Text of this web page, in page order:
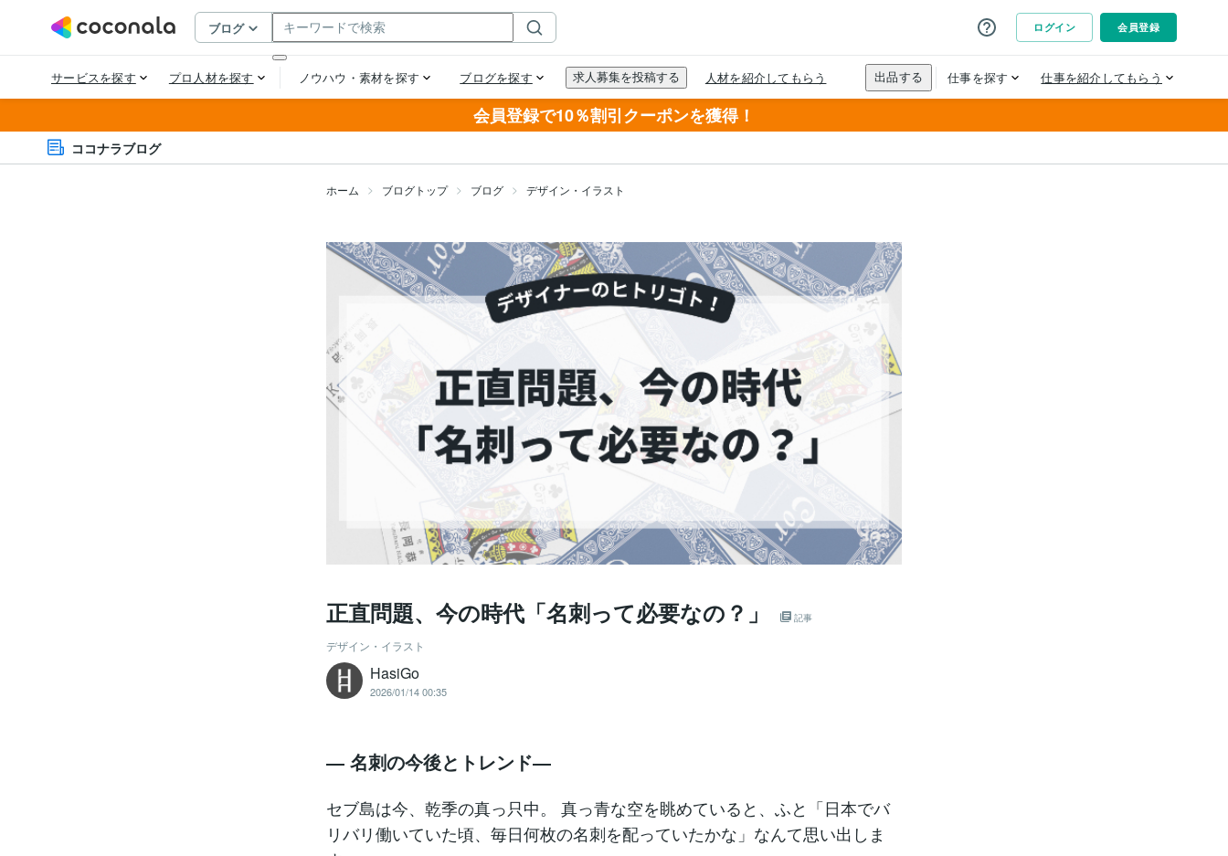
会員登録で10％割引クーポンを獲得！
ココナラブログ
ホーム ブログトップ ブログ デザイン・イラスト
正直問題、今の時代「名刺って必要なの？」 記事
デザイン・イラスト
HasiGo
2026/01/14 00:35
― 名刺の今後とトレンド―
セブ島は今、乾季の真っ只中。 真っ青な空を眺めていると、ふと「日本でバ
リバリ働いていた頃、毎日何枚の名刺を配っていたかな」なんて思い出しま